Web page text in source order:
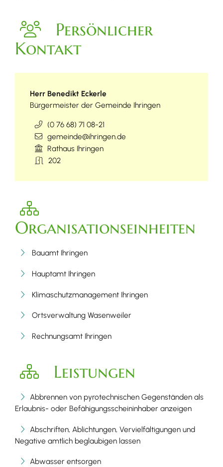
Persönlicher
Kontakt
Herr Benedikt Eckerle
Bürgermeister der Gemeinde Ihringen
(0 76 68) 71 08-21
gemeinde@ihringen.de
Rathaus Ihringen
202
Organisationseinheiten
Bauamt Ihringen
Hauptamt Ihringen
Klimaschutzmanagement Ihringen
Ortsverwaltung Wasenweiler
Rechnungsamt Ihringen
Leistungen
Abbrennen von pyrotechnischen Gegenständen als
Erlaubnis- oder Befähigungsscheininhaber anzeigen
Abschriften, Ablichtungen, Vervielfältigungen und
Negative amtlich beglaubigen lassen
Abwasser entsorgen